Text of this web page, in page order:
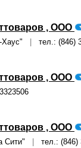
, ООО
Хаус" тел.: (846)
, ООО
, ООО
Сити" тел.: (846)